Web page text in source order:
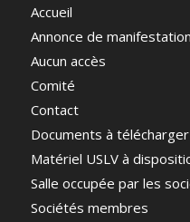
Accueil
Annonce de manifestation
Aucun accès
Comité
Contact
Documents à télécharger
Matériel USLV à
Salle occupée par les
Sociétés membres